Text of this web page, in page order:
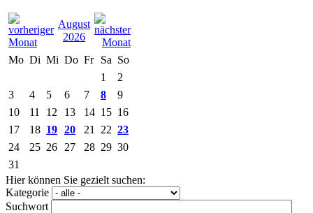
August
2026
Mo Di Mi Do Fr Sa So
1
2
3
4 5 6 7 8
9
10
11 12 13 14 15 16
17
18 19 20 21 22 23
24
25 26 27 28 29 30
31
Hier können Sie gezielt suchen:
Kategorie
Suchwort